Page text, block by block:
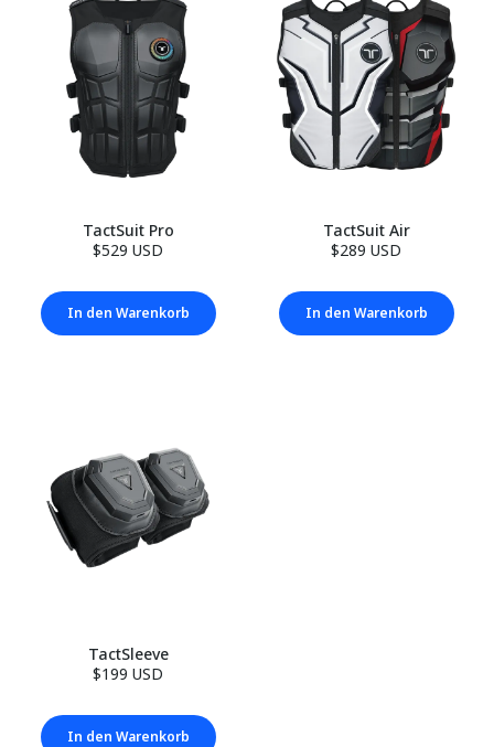
TactSuit Pro
$529 USD
In den Warenkorb
TactSuit Air
$289 USD
In den Warenkorb
TactSleeve
$199 USD
In den Warenkorb